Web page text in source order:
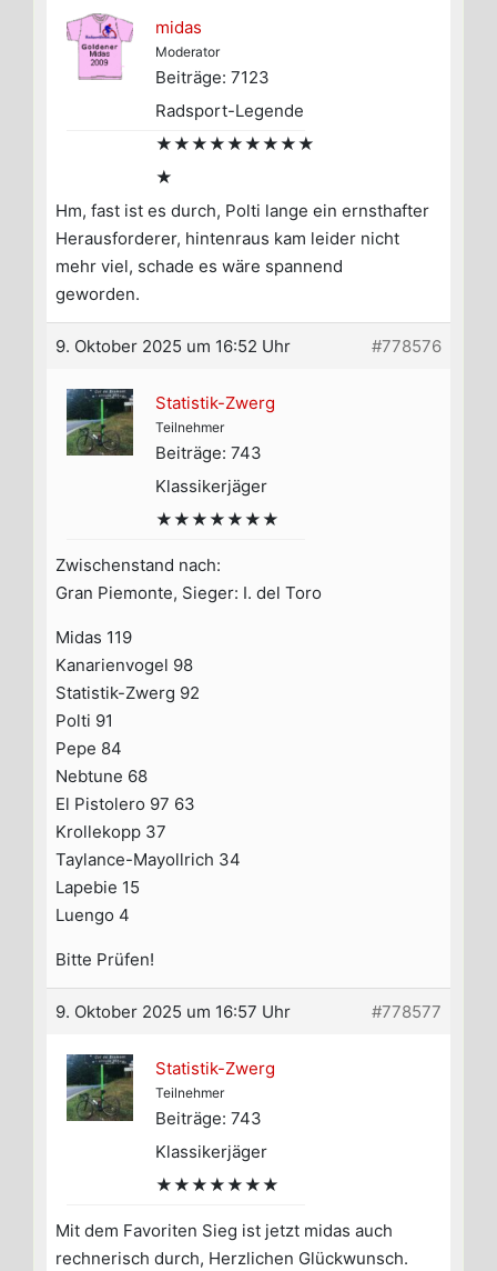
midas
Moderator
Beiträge: 7123
Radsport-Legende
★★★★★★★★★
★
Hm, fast ist es durch, Polti lange ein ernsthafter
Herausforderer, hintenraus kam leider nicht
mehr viel, schade es wäre spannend
geworden.
9. Oktober 2025 um 16:52 Uhr #778576
Statistik-Zwerg
Teilnehmer
Beiträge: 743
Klassikerjäger
★★★★★★★
Zwischenstand nach:
Gran Piemonte, Sieger: I. del Toro
Midas 119
Kanarienvogel 98
Statistik-Zwerg 92
Polti 91
Pepe 84
Nebtune 68
El Pistolero 97 63
Krollekopp 37
Taylance-Mayollrich 34
Lapebie 15
Luengo 4
Bitte Prüfen!
9. Oktober 2025 um 16:57 Uhr #778577
Statistik-Zwerg
Teilnehmer
Beiträge: 743
Klassikerjäger
★★★★★★★
Mit dem Favoriten Sieg ist jetzt midas auch
rechnerisch durch, Herzlichen Glückwunsch.